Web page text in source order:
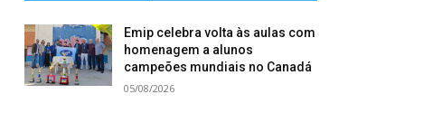
Emip celebra volta às aulas com
homenagem a alunos
campeões mundiais no Canadá
05/08/2026